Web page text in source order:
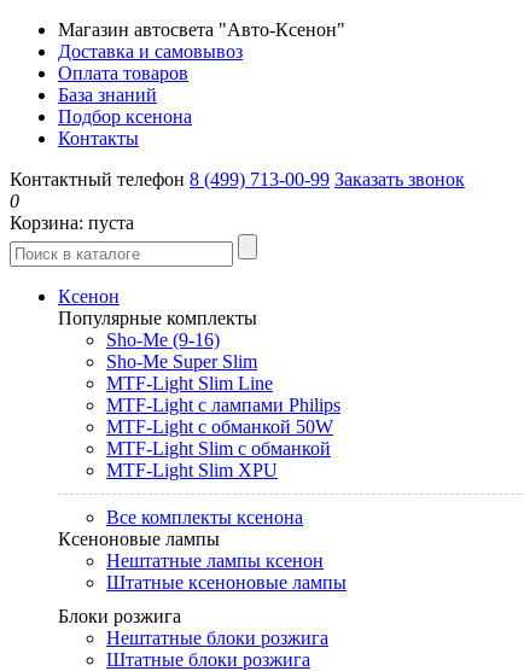
Магазин автосвета "Авто-Ксенон"
Доставка и самовывоз
Оплата товаров
База знаний
Подбор ксенона
Контакты
Контактный телефон 8 (499) 713-00-99 Заказать звонок
0
Корзина: пуста
Ксенон
Популярные комплекты
Sho-Me (9-16)
Sho-Me Super Slim
MTF-Light Slim Line
MTF-Light с лампами Philips
MTF-Light с обманкой 50W
MTF-Light Slim с обманкой
MTF-Light Slim XPU
Все комплекты ксенона
Ксеноновые лампы
Нештатные лампы ксенон
Штатные ксеноновые лампы
Блоки розжига
Нештатные блоки розжига
Штатные блоки розжига